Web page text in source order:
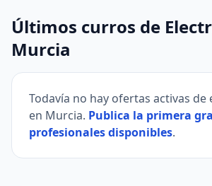
Últimos curros de
Murcia
Todavía no hay ofertas activas de
en Murcia. Publica la primera
profesionales disponibles.